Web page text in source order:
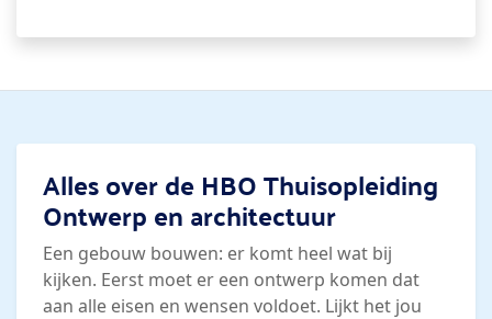
Alles over de HBO Thuisopleiding
Ontwerp en architectuur
Een gebouw bouwen: er komt heel wat bij
kijken. Eerst moet er een ontwerp komen dat
aan alle eisen en wensen voldoet. Lijkt het jou